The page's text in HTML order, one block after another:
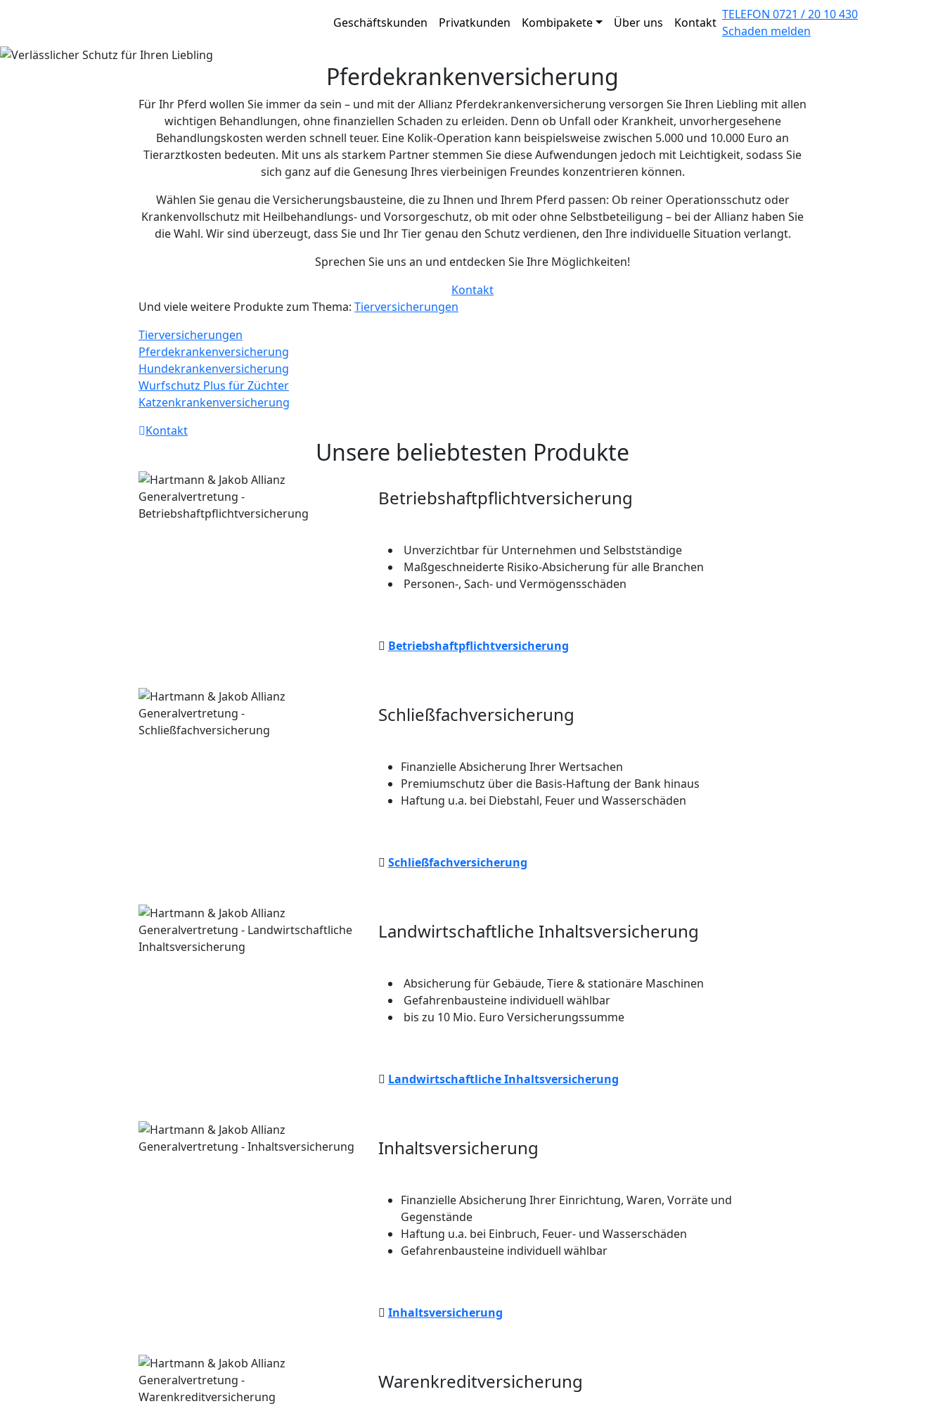
Geschäftskunden Privatkunden Kombipakete Über uns Kontakt
TELEFON 0721 / 20 10 430
Schaden melden
Pferdekrankenversicherung
Für Ihr Pferd wollen Sie immer da sein – und mit der Allianz Pferdekrankenversicherung versorgen Sie Ihren Liebling mit allen
wichtigen Behandlungen, ohne finanziellen Schaden zu erleiden. Denn ob Unfall oder Krankheit, unvorhergesehene
Behandlungskosten werden schnell teuer. Eine Kolik-Operation kann beispielsweise zwischen 5.000 und 10.000 Euro an
Tierarztkosten bedeuten. Mit uns als starkem Partner stemmen Sie diese Aufwendungen jedoch mit Leichtigkeit, sodass Sie
sich ganz auf die Genesung Ihres vierbeinigen Freundes konzentrieren können.
Wählen Sie genau die Versicherungsbausteine, die zu Ihnen und Ihrem Pferd passen: Ob reiner Operationsschutz oder
Krankenvollschutz mit Heilbehandlungs- und Vorsorgeschutz, ob mit oder ohne Selbstbeteiligung – bei der Allianz haben Sie
die Wahl. Wir sind überzeugt, dass Sie und Ihr Tier genau den Schutz verdienen, den Ihre individuelle Situation verlangt.
Sprechen Sie uns an und entdecken Sie Ihre Möglichkeiten!
Kontakt
Und viele weitere Produkte zum Thema: Tierversicherungen
Tierversicherungen
Pferdekrankenversicherung
Hundekrankenversicherung
Wurfschutz Plus für Züchter
Katzenkrankenversicherung
Kontakt
Unsere beliebtesten Produkte
Betriebshaftpflichtversicherung
Unverzichtbar für Unternehmen und Selbstständige
Maßgeschneiderte Risiko-Absicherung für alle Branchen
Personen-, Sach- und Vermögensschäden
Betriebshaftpflichtversicherung
Schließfachversicherung
Finanzielle Absicherung Ihrer Wertsachen
Premiumschutz über die Basis-Haftung der Bank hinaus
Haftung u.a. bei Diebstahl, Feuer und Wasserschäden
Schließfachversicherung
Landwirtschaftliche Inhaltsversicherung
Absicherung für Gebäude, Tiere & stationäre Maschinen
Gefahrenbausteine individuell wählbar
bis zu 10 Mio. Euro Versicherungssumme
Landwirtschaftliche Inhaltsversicherung
Inhaltsversicherung
Finanzielle Absicherung Ihrer Einrichtung, Waren, Vorräte und
Gegenstände
Haftung u.a. bei Einbruch, Feuer- und Wasserschäden
Gefahrenbausteine individuell wählbar
Inhaltsversicherung
Warenkreditversicherung